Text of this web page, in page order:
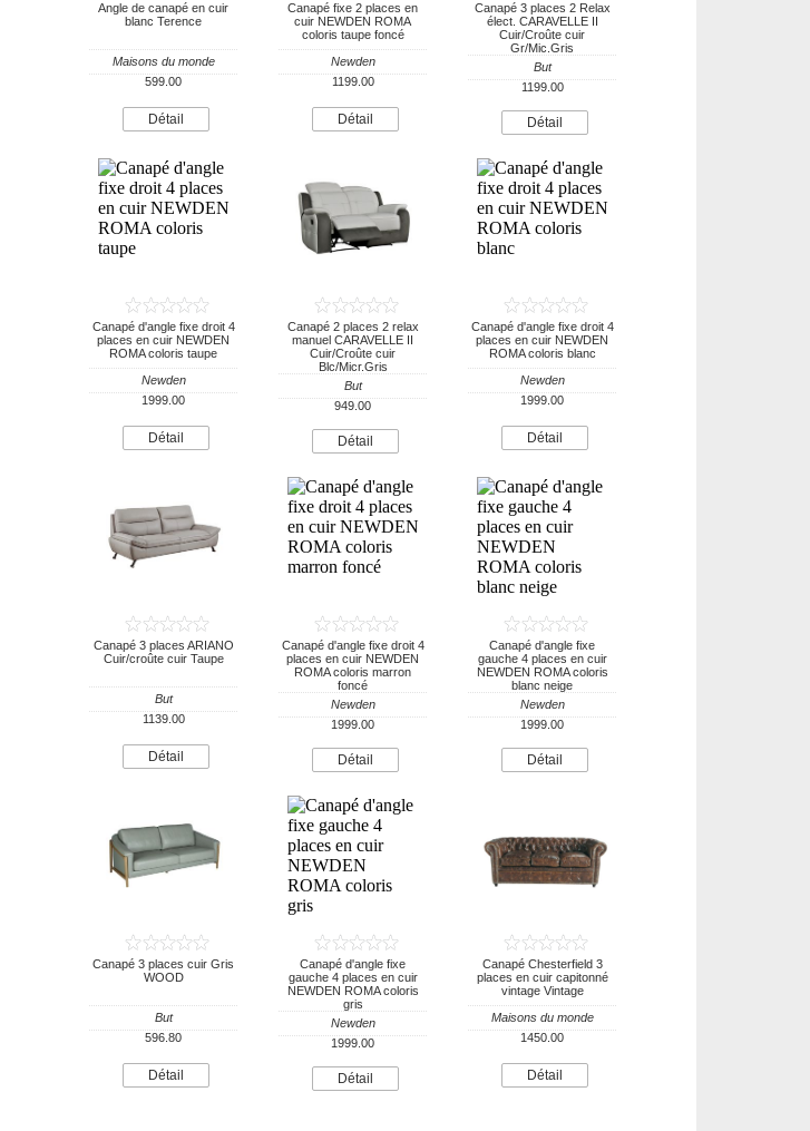
Angle de canapé en cuir
blanc Terence
Maisons du monde
599.00
Détail
Canapé fixe 2 places en
cuir NEWDEN ROMA
coloris taupe foncé
Newden
1199.00
Détail
Canapé 3 places 2 Relax
élect. CARAVELLE II
Cuir/Croûte cuir
Gr/Mic.Gris
But
1199.00
Détail
Canapé d'angle fixe droit 4
places en cuir NEWDEN
ROMA coloris taupe
Newden
1999.00
Détail
Canapé 2 places 2 relax
manuel CARAVELLE II
Cuir/Croûte cuir
Blc/Micr.Gris
But
949.00
Détail
Canapé d'angle fixe droit 4
places en cuir NEWDEN
ROMA coloris blanc
Newden
1999.00
Détail
Canapé 3 places ARIANO
Cuir/croûte cuir Taupe
But
1139.00
Détail
Canapé d'angle fixe droit 4
places en cuir NEWDEN
ROMA coloris marron
foncé
Newden
1999.00
Détail
Canapé d'angle fixe
gauche 4 places en cuir
NEWDEN ROMA coloris
blanc neige
Newden
1999.00
Détail
Canapé 3 places cuir Gris
WOOD
But
596.80
Détail
Canapé d'angle fixe
gauche 4 places en cuir
NEWDEN ROMA coloris
gris
Newden
1999.00
Détail
Canapé Chesterfield 3
places en cuir capitonné
vintage Vintage
Maisons du monde
1450.00
Détail